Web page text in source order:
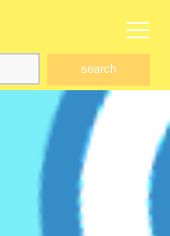
search